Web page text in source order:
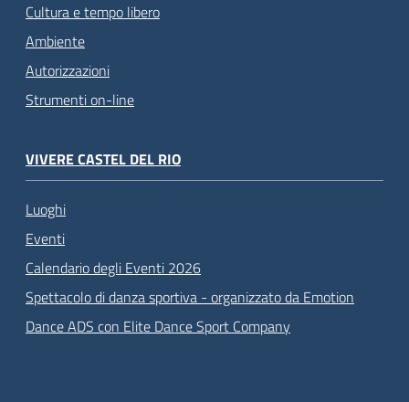
Cultura e tempo libero
Ambiente
Autorizzazioni
Strumenti on-line
VIVERE CASTEL DEL RIO
Luoghi
Eventi
Calendario degli Eventi 2026
Spettacolo di danza sportiva - organizzato da Emotion
Dance ADS con Elite Dance Sport Company